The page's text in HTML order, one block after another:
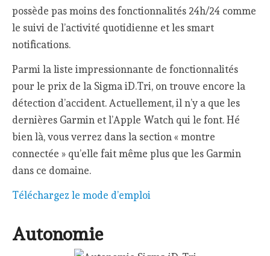
possède pas moins des fonctionnalités 24h/24 comme
le suivi de l’activité quotidienne et les smart
notifications.
Parmi la liste impressionnante de fonctionnalités
pour le prix de la Sigma iD.Tri, on trouve encore la
détection d’accident. Actuellement, il n’y a que les
dernières Garmin et l’Apple Watch qui le font. Hé
bien là, vous verrez dans la section « montre
connectée » qu’elle fait même plus que les Garmin
dans ce domaine.
Téléchargez le mode d’emploi
Autonomie